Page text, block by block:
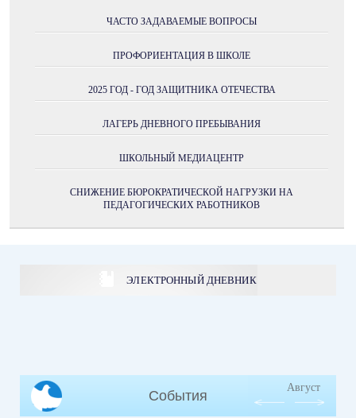
ЧАСТО ЗАДАВАЕМЫЕ ВОПРОСЫ
ПРОФОРИЕНТАЦИЯ В ШКОЛЕ
2025 ГОД - ГОД ЗАЩИТНИКА ОТЕЧЕСТВА
ЛАГЕРЬ ДНЕВНОГО ПРЕБЫВАНИЯ
ШКОЛЬНЫЙ МЕДИАЦЕНТР
СНИЖЕНИЕ БЮРОКРАТИЧЕСКОЙ НАГРУЗКИ НА
ПЕДАГОГИЧЕСКИХ РАБОТНИКОВ
ЭЛЕКТРОННЫЙ ДНЕВНИК
События
Август